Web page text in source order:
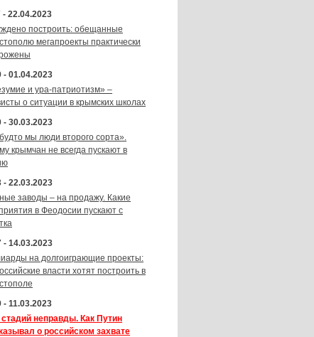
- 22.04.2023
построить: обещанные
мегапроекты практически
- 01.04.2023
и ура-патриотизм» –
о ситуации в крымских школах
- 30.03.2023
мы люди второго сорта».
крымчан не всегда пускают в
- 22.03.2023
заводы – на продажу. Какие
в Феодосии пускают с
- 14.03.2023
на долгоиграющие проекты:
власти хотят построить в
- 11.03.2023
стадий неправды. Как Путин
о российском захвате